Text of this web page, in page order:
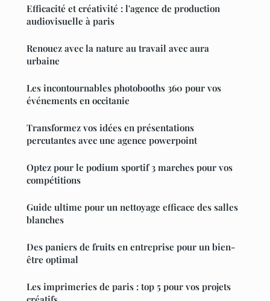
Efficacité et créativité : l'agence de production
audiovisuelle à paris
Renouez avec la nature au travail avec aura
urbaine
Les incontournables photobooths 360 pour vos
événements en occitanie
Transformez vos idées en présentations
percutantes avec une agence powerpoint
Optez pour le podium sportif 3 marches pour vos
compétitions
Guide ultime pour un nettoyage efficace des salles
blanches
Des paniers de fruits en entreprise pour un bien-
être optimal
Les imprimeries de paris : top 5 pour vos projets